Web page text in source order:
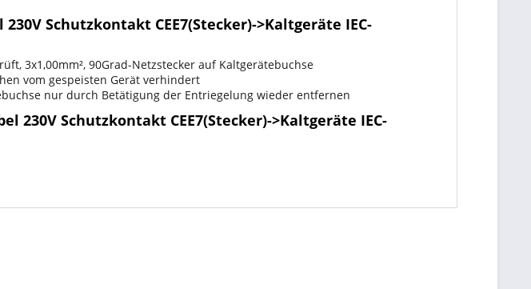
Schutzkontakt CEE7(Stecker)->Kaltgeräte IEC-
3x1,00mm², 90Grad-Netzstecker auf Kaltgerätebuchse
vom gespeisten Gerät verhindert
nur durch Betätigung der Entriegelung wieder entfernen
230V Schutzkontakt CEE7(Stecker)->Kaltgeräte IEC-